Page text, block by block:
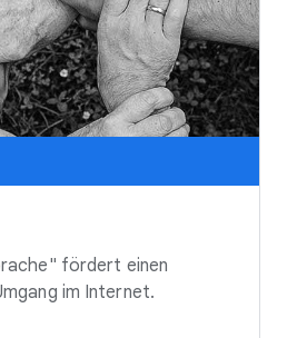
fördert einen
im Internet.